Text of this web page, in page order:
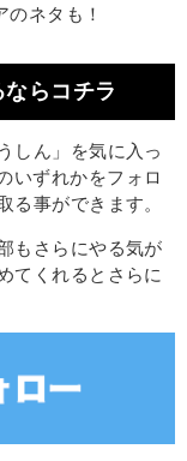
ネタも！
らコチラ
しん」を気に入っ
いずれかをフォロ
る事ができます。
もさらにやる気が
てくれるとさらに